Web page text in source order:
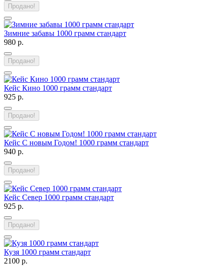
Продано!
Зимние забавы 1000 грамм стандарт
980 р.
Продано!
Кейс Кино 1000 грамм стандарт
925 р.
Продано!
Кейс С новым Годом! 1000 грамм стандарт
940 р.
Продано!
Кейс Север 1000 грамм стандарт
925 р.
Продано!
Кузя 1000 грамм стандарт
2100 р.